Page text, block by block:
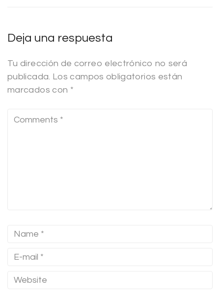
Deja una respuesta
Tu dirección de correo electrónico no será
publicada. Los campos obligatorios están
marcados con *